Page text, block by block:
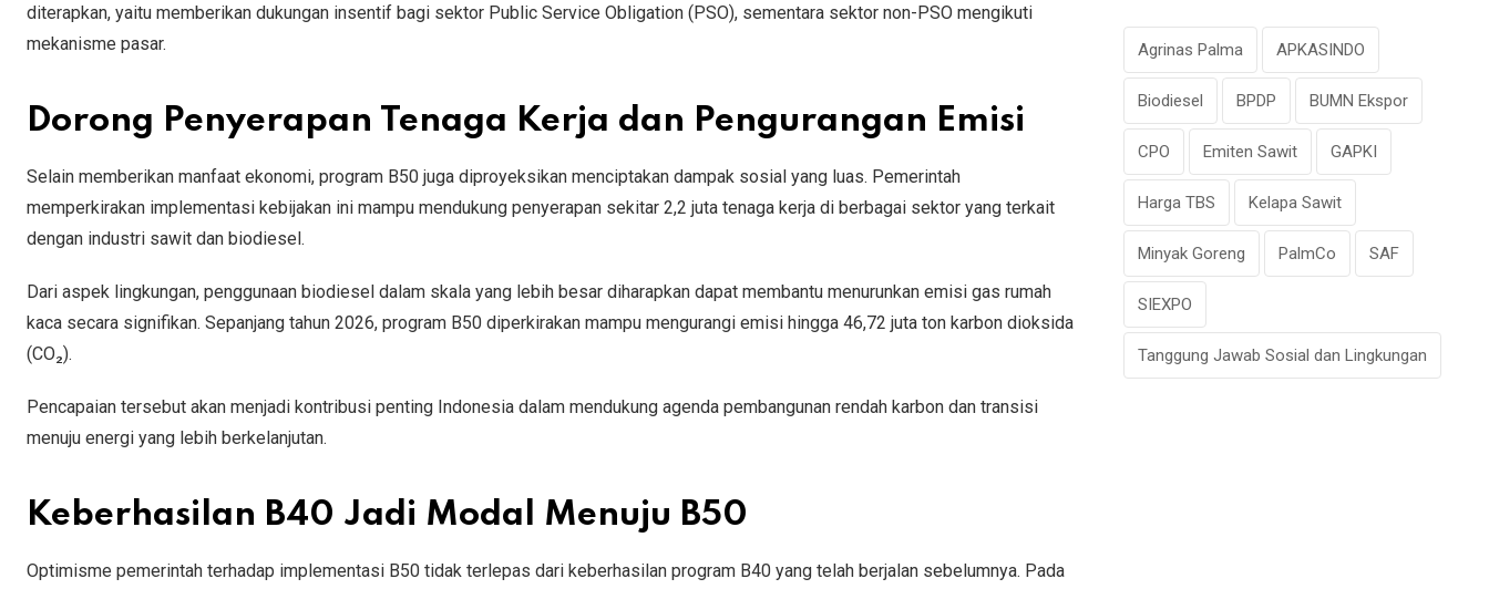
diterapkan, yaitu memberikan dukungan insentif bagi sektor Public Service Obligation (PSO), sementara sektor non-PSO mengikuti
mekanisme pasar.
Dorong Penyerapan Tenaga Kerja dan Pengurangan Emisi
Selain memberikan manfaat ekonomi, program B50 juga diproyeksikan menciptakan dampak sosial yang luas. Pemerintah
memperkirakan implementasi kebijakan ini mampu mendukung penyerapan sekitar 2,2 juta tenaga kerja di berbagai sektor yang terkait
dengan industri sawit dan biodiesel.
Dari aspek lingkungan, penggunaan biodiesel dalam skala yang lebih besar diharapkan dapat membantu menurunkan emisi gas rumah
kaca secara signifikan. Sepanjang tahun 2026, program B50 diperkirakan mampu mengurangi emisi hingga 46,72 juta ton karbon dioksida
(CO₂).
Pencapaian tersebut akan menjadi kontribusi penting Indonesia dalam mendukung agenda pembangunan rendah karbon dan transisi
menuju energi yang lebih berkelanjutan.
Keberhasilan B40 Jadi Modal Menuju B50
Optimisme pemerintah terhadap implementasi B50 tidak terlepas dari keberhasilan program B40 yang telah berjalan sebelumnya. Pada
Agrinas Palma APKASINDO
Biodiesel BPDP BUMN Ekspor
CPO Emiten Sawit GAPKI
Harga TBS Kelapa Sawit
Minyak Goreng PalmCo SAF
SIEXPO
Tanggung Jawab Sosial dan Lingkungan